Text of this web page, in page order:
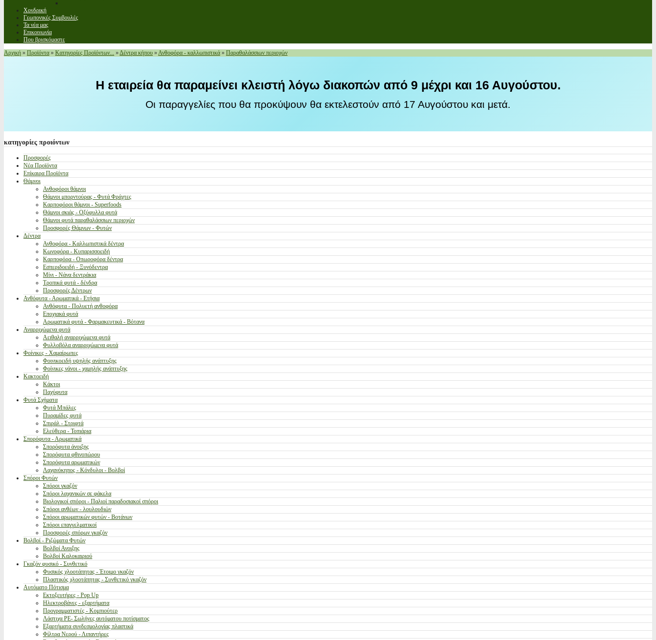
Χονδρική
Γεωπονικές Συμβουλές
Τα νέα μας
Επικοινωνία
Που βρισκόμαστε
Αρχική » Προϊόντα » Κατηγορίες Προϊόντων... »Δέντρα κήπου »Ανθοφόρα - καλλωπιστικά » Παραθαλάσσιων περιοχών
Η εταιρεία θα παραμείνει κλειστή λόγω διακοπών από 9 μέχρι και 16 Αυγούστου.
Οι παραγγελίες που θα προκύψουν θα εκτελεστούν από 17 Αυγούστου και μετά.
κατηγορίες προιόντων
Προσφορές
Νέα Προϊόντα
Επίκαιρα Προϊόντα
Θάμνοι
Ανθοφόροι θάμνοι
Θάμνοι μπορντούρας - Φυτά Φράχτες
Καρποφόροι θάμνοι - Superfoods
Θάμνοι σκιάς - Οξύφυλλα φυτά
Θάμνοι φυτά παραθαλάσσιων περιοχών
Προσφορές Θάμνων - Φυτών
Δέντρα
Ανθοφόρα - Καλλωπιστικά δέντρα
Κωνοφόρα - Κυπαρισσοειδή
Καρποφόρα - Οπωροφόρα δέντρα
Εσπεριδοειδή - Ξυνόδεντρα
Μίνι - Νάνα δεντράκια
Τροπικά φυτά - δένδρα
Προσφορές Δέντρων
Ανθόφυτα - Αρωματικά - Ετήσια
Ανθόφυτα - Πολυετή ανθοφόρα
Εποχιακά φυτά
Αρωματικά φυτά - Φαρμακευτικά - Βότανα
Αναρριχώμενα φυτά
Αειθαλή αναρριχώμενα φυτά
Φυλλοβόλα αναρριχώμενα φυτά
Φοίνικες - Χαμαίρωπες
Φοινικοειδή υψηλής ανάπτυξης
Φοίνικες νάνοι - χαμηλής ανάπτυξης
Κακτοειδή
Κάκτοι
Παχύφυτα
Φυτά Σχήματα
Φυτά Μπάλες
Πυραμίδες φυτά
Σπιράλ - Στριφτά
Ελεύθερα - Τοπιάρια
Σπορόφυτα - Αρωματικά
Σπορόφυτα άνοιξης
Σπορόφυτα φθινοπώρου
Σπορόφυτα αρωματικών
Λαχανόκηπος - Κόνδυλοι - Βολβοί
Σπόροι Φυτών
Σπόροι γκαζόν
Σπόροι λαχανικών σε φάκελα
Βιολογικοί σπόροι - Παλιοί παραδοσιακοί σπόροι
Σπόροι ανθέων - λουλουδιών
Σπόροι αρωματικών φυτών - Βοτάνων
Σπόροι επαγγελματικοί
Προσφορές σπόρων γκαζόν
Βολβοί - Ριζώματα Φυτών
Βολβοί Ανοιξης
Βολβοί Καλοκαιριού
Γκαζόν φυσικό - Συνθετικό
Φυσικός χλοοτάπητας - Έτοιμο γκαζόν
Πλαστικός χλοοτάπητας - Συνθετικό γκαζόν
Αυτόματο Πότισμα
Εκτοξευτήρες - Pop Up
Ηλεκτροβάνες - εξαρτήματα
Προγραμματιστές - Κομπιούτερ
Λάστιχα PE- Σωλήνες αυτόματου ποτίσματος
Εξαρτήματα συνδεσμολογίας πλαστικά
Φίλτρα Νερού - Λιπαντήρες